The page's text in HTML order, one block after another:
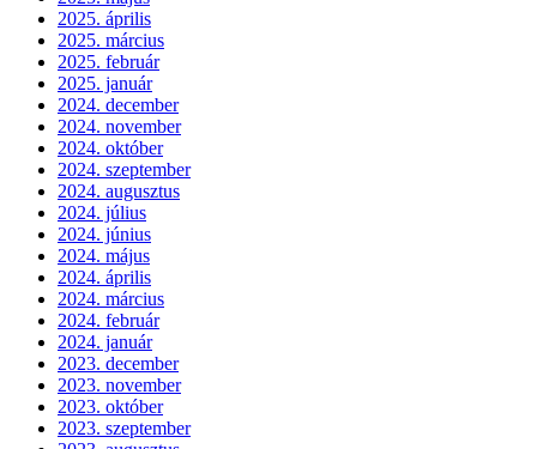
2025. április
2025. március
2025. február
2025. január
2024. december
2024. november
2024. október
2024. szeptember
2024. augusztus
2024. július
2024. június
2024. május
2024. április
2024. március
2024. február
2024. január
2023. december
2023. november
2023. október
2023. szeptember